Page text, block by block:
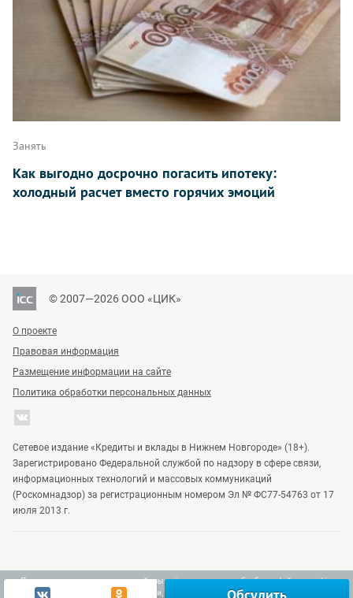
Продолжая использовать наш сайт, вы даёте согласие на обработку файлов cookie,
включая использование Яндекс.Метрики, в целях улучшения работы сайта.
Занять
Как выгодно досрочно погасить ипотеку:
холодный расчет вместо горячих эмоций
© 2007—2026 ООО «ЦИК»
О проекте
Правовая информация
Размещение информации на сайте
Политика обработки персональных данных
Сетевое издание «Кредиты и вклады в Нижнем Новгороде» (18+).
Зарегистрировано Федеральной службой по надзору в сфере связи,
информационных технологий и массовых коммуникаций
(Роскомнадзор) за регистрационным номером Эл № ФС77-54763 от 17
июля 2013 г.